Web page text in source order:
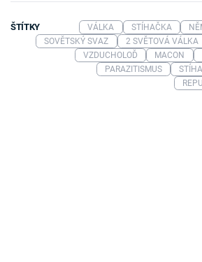
ŠTÍTKY VÁLKA STÍHAČKA
SOVĚTSKÝ SVAZ
2 SVĚTOVÁ VÁLKA
VZDUCHOLOĎ
MACON
PARAZITISMUS